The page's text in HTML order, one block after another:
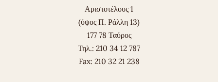
Αριστοτέλους 1
(ύψος Π. Ράλλη 13)
177 78 Ταύρος
Τηλ.: 210 34 12 787
Fax: 210 32 21 238